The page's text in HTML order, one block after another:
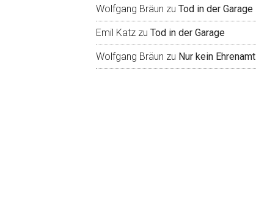
Wolfgang Bräun zu Tod in der Garage
Emil Katz zu Tod in der Garage
Wolfgang Bräun zu Nur kein Ehrenamt